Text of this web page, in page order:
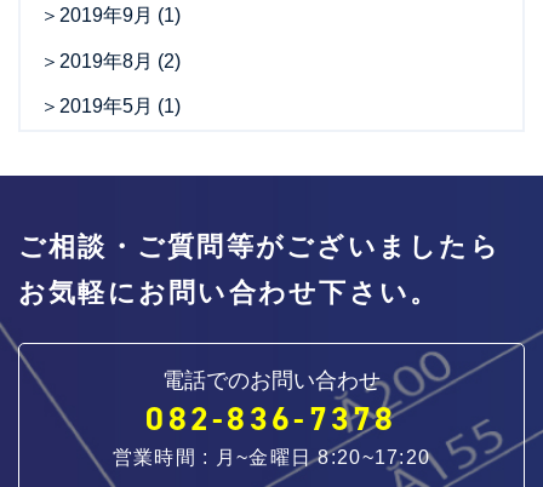
2019年9月 (1)
2019年8月 (2)
2019年5月 (1)
ご相談・ご質問等がございましたら
お気軽にお問い合わせ下さい。
電話でのお問い合わせ
082-836-7378
営業時間 : 月~金曜日 8:20~17:20